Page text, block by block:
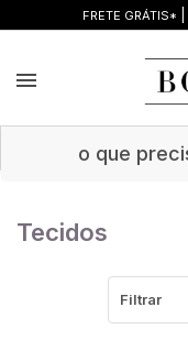
FRETE GRÁTIS*
Tecidos
Filtrar